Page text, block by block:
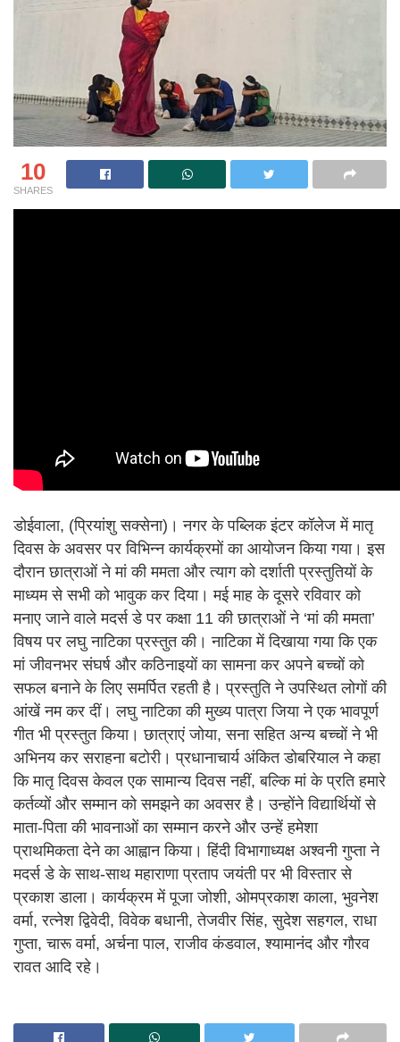
10
SHARES
डोईवाला, (प्रियांशु सक्सेना)। नगर के पब्लिक इंटर कॉलेज में मातृ
दिवस के अवसर पर विभिन्न कार्यक्रमों का आयोजन किया गया। इस
दौरान छात्राओं ने मां की ममता और त्याग को दर्शाती प्रस्तुतियों के
माध्यम से सभी को भावुक कर दिया। मई माह के दूसरे रविवार को
मनाए जाने वाले मदर्स डे पर कक्षा 11 की छात्राओं ने ‘मां की ममता’
विषय पर लघु नाटिका प्रस्तुत की। नाटिका में दिखाया गया कि एक
मां जीवनभर संघर्ष और कठिनाइयों का सामना कर अपने बच्चों को
सफल बनाने के लिए समर्पित रहती है। प्रस्तुति ने उपस्थित लोगों की
आंखें नम कर दीं। लघु नाटिका की मुख्य पात्रा जिया ने एक भावपूर्ण
गीत भी प्रस्तुत किया। छात्राएं जोया, सना सहित अन्य बच्चों ने भी
अभिनय कर सराहना बटोरी। प्रधानाचार्य अंकित डोबरियाल ने कहा
कि मातृ दिवस केवल एक सामान्य दिवस नहीं, बल्कि मां के प्रति हमारे
कर्तव्यों और सम्मान को समझने का अवसर है। उन्होंने विद्यार्थियों से
माता-पिता की भावनाओं का सम्मान करने और उन्हें हमेशा
प्राथमिकता देने का आह्वान किया। हिंदी विभागाध्यक्ष अश्वनी गुप्ता ने
मदर्स डे के साथ-साथ महाराणा प्रताप जयंती पर भी विस्तार से
प्रकाश डाला। कार्यक्रम में पूजा जोशी, ओमप्रकाश काला, भुवनेश
वर्मा, रत्नेश द्विवेदी, विवेक बधानी, तेजवीर सिंह, सुदेश सहगल, राधा
गुप्ता, चारू वर्मा, अर्चना पाल, राजीव कंडवाल, श्यामानंद और गौरव
रावत आदि रहे।